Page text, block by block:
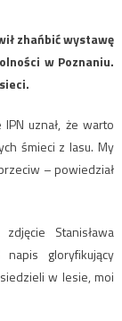
zhańbić wystawę
w Poznaniu.
uznał, że warto
śmieci z lasu. My
– powiedział
Stanisława
napis gloryfikujący
w lesie, moi